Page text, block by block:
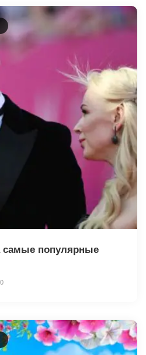
самые популярные